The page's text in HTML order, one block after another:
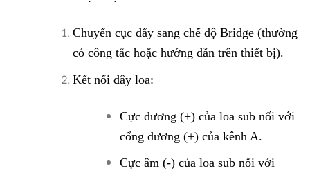
Chuyển cục đẩy sang chế độ Bridge (thường
có công tắc hoặc hướng dẫn trên thiết bị).
Kết nối dây loa:
Cực dương (+) của loa sub nối với
cổng dương (+) của kênh A.
Cực âm (-) của loa sub nối với